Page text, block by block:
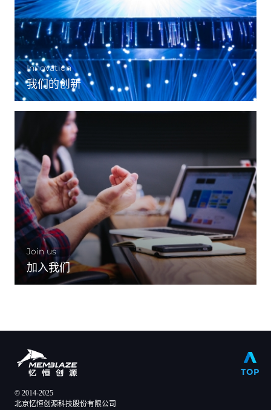
Innovation
我们的创新
Join us
加入我们
© 2014-2025
北京忆恒创源科技股份有限公司
TOP